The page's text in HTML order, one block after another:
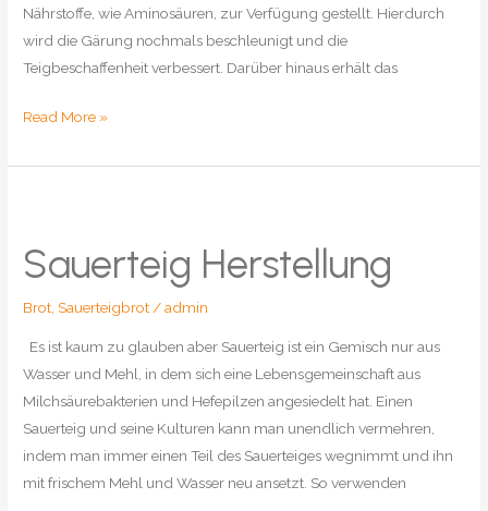
Nährstoffe, wie Aminosäuren, zur Verfügung gestellt. Hierdurch
wird die Gärung nochmals beschleunigt und die
Teigbeschaffenheit verbessert. Darüber hinaus erhält das
Sauerteig-
Read More »
Sauerteig Herstellung
Brot ,Sauerteigbrot /admin
Es ist kaum zu glauben aber Sauerteig ist ein Gemisch nur aus
Wasser und Mehl, in dem sich eine Lebensgemeinschaft aus
Milchsäurebakterien und Hefepilzen angesiedelt hat. Einen
Sauerteig und seine Kulturen kann man unendlich vermehren,
indem man immer einen Teil des Sauerteiges wegnimmt und ihn
mit frischem Mehl und Wasser neu ansetzt. So verwenden